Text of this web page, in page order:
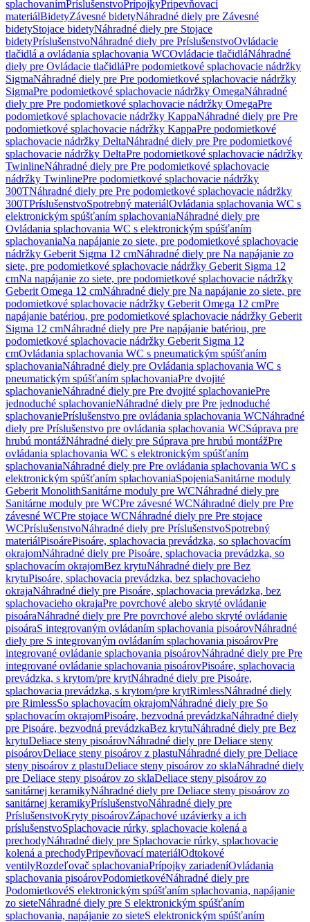
splachovanímPríslušenstvoPrípojkyPripevňovací
materiálBidetyZávesné bidetyNáhradné diely pre Závesné
bidetyStojace bidetyNáhradné diely pre Stojace
bidetyPríslušenstvoNáhradné diely pre PríslušenstvoOvládacie
tlačidlá a ovládania splachovania WCOvládacie tlačidláNáhradné
diely pre Ovládacie tlačidláPre podomietkové splachovacie nádržky
SigmaNáhradné diely pre Pre podomietkové splachovacie nádržky
SigmaPre podomietkové splachovacie nádržky OmegaNáhradné
diely pre Pre podomietkové splachovacie nádržky OmegaPre
podomietkové splachovacie nádržky KappaNáhradné diely pre Pre
podomietkové splachovacie nádržky KappaPre podomietkové
splachovacie nádržky DeltaNáhradné diely pre Pre podomietkové
splachovacie nádržky DeltaPre podomietkové splachovacie nádržky
TwinlineNáhradné diely pre Pre podomietkové splachovacie
nádržky TwinlinePre podomietkové splachovacie nádržky
300TNáhradné diely pre Pre podomietkové splachovacie nádržky
300TPríslušenstvoSpotrebný materiálOvládania splachovania WC s
elektronickým spúšťaním splachovaniaNáhradné diely pre
Ovládania splachovania WC s elektronickým spúšťaním
splachovaniaNa napájanie zo siete, pre podomietkové splachovacie
nádržky Geberit Sigma 12 cmNáhradné diely pre Na napájanie zo
siete, pre podomietkové splachovacie nádržky Geberit Sigma 12
cmNa napájanie zo siete, pre podomietkové splachovacie nádržky
Geberit Omega 12 cmNáhradné diely pre Na napájanie zo siete, pre
podomietkové splachovacie nádržky Geberit Omega 12 cmPre
napájanie batériou, pre podomietkové splachovacie nádržky Geberit
Sigma 12 cmNáhradné diely pre Pre napájanie batériou, pre
podomietkové splachovacie nádržky Geberit Sigma 12
cmOvládania splachovania WC s pneumatickým spúšťaním
splachovaniaNáhradné diely pre Ovládania splachovania WC s
pneumatickým spúšťaním splachovaniaPre dvojité
splachovanieNáhradné diely pre Pre dvojité splachovaniePre
jednoduché splachovanieNáhradné diely pre Pre jednoduché
splachovaniePríslušenstvo pre ovládania splachovania WCNáhradné
diely pre Príslušenstvo pre ovládania splachovania WCSúprava pre
hrubú montážNáhradné diely pre Súprava pre hrubú montážPre
ovládania splachovania WC s elektronickým spúšťaním
splachovaniaNáhradné diely pre Pre ovládania splachovania WC s
elektronickým spúšťaním splachovaniaSpojeniaSanitárne moduly
Geberit MonolithSanitárne moduly pre WCNáhradné diely pre
Sanitárne moduly pre WCPre závesné WCNáhradné diely pre Pre
závesné WCPre stojace WCNáhradné diely pre Pre stojace
WCPríslušenstvoNáhradné diely pre PríslušenstvoSpotrebný
materiálPisoárePisoáre, splachovacia prevádzka, so splachovacím
okrajomNáhradné diely pre Pisoáre, splachovacia prevádzka, so
splachovacím okrajomBez krytuNáhradné diely pre Bez
krytuPisoáre, splachovacia prevádzka, bez splachovacieho
okrajaNáhradné diely pre Pisoáre, splachovacia prevádzka, bez
splachovacieho okrajaPre povrchové alebo skryté ovládanie
pisoáraNáhradné diely pre Pre povrchové alebo skryté ovládanie
pisoáraS integrovaným ovládaním splachovania pisoárovNáhradné
diely pre S integrovaným ovládaním splachovania pisoárovPre
integrované ovládanie splachovania pisoárovNáhradné diely pre Pre
integrované ovládanie splachovania pisoárovPisoáre, splachovacia
prevádzka, s krytom/pre krytNáhradné diely pre Pisoáre,
splachovacia prevádzka, s krytom/pre krytRimlessNáhradné diely
pre RimlessSo splachovacím okrajomNáhradné diely pre So
splachovacím okrajomPisoáre, bezvodná prevádzkaNáhradné diely
pre Pisoáre, bezvodná prevádzkaBez krytuNáhradné diely pre Bez
krytuDeliace steny pisoárovNáhradné diely pre Deliace steny
pisoárovDeliace steny pisoárov z plastuNáhradné diely pre Deliace
steny pisoárov z plastuDeliace steny pisoárov zo sklaNáhradné diely
pre Deliace steny pisoárov zo sklaDeliace steny pisoárov zo
sanitárnej keramikyNáhradné diely pre Deliace steny pisoárov zo
sanitárnej keramikyPríslušenstvoNáhradné diely pre
PríslušenstvoKryty pisoárovZápachové uzávierky a ich
príslušenstvoSplachovacie rúrky, splachovacie kolená a
prechodyNáhradné diely pre Splachovacie rúrky, splachovacie
kolená a prechodyPripevňovací materiálOdtokové
ventilyRozdeľovač splachovaniaPrípojky zariadeníOvládania
splachovania pisoárovPodomietkovéNáhradné diely pre
PodomietkovéS elektronickým spúšťaním splachovania, napájanie
zo sieteNáhradné diely pre S elektronickým spúšťaním
splachovania, napájanie zo sieteS elektronickým spúšťaním